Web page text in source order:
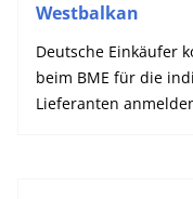
Westbalkan
Deutsche Einkäufer
beim BME für die
Lieferanten